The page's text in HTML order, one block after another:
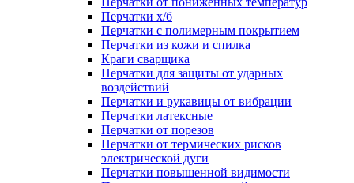
Перчатки х/б
Перчатки с полимерным покрытием
Перчатки из кожи и спилка
Краги сварщика
Перчатки для защиты от ударных
воздействий
Перчатки и рукавицы от вибрации
Перчатки латексные
Перчатки от порезов
Перчатки от термических рисков
электрической дуги
Перчатки повышенной видимости